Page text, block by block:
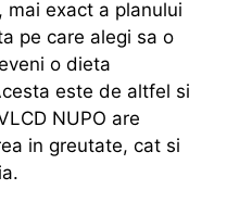
exact a planului
pe care alegi sa o
o dieta
este de altfel si
NUPO are
in greutate, cat si